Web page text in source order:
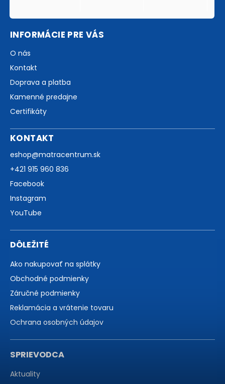
INFORMÁCIE PRE VÁS
O nás
Kontakt
Doprava a platba
Kamenné predajne
Certifikáty
KONTAKT
eshop@matracentrum.sk
+421 915 960 836
Facebook
Instagram
YouTube
DÔLEŽITÉ
Ako nakupovať na splátky
Obchodné podmienky
Záručné podmienky
Reklamácia a vrátenie tovaru
Ochrana osobných údajov
SPRIEVODCA
Aktuality